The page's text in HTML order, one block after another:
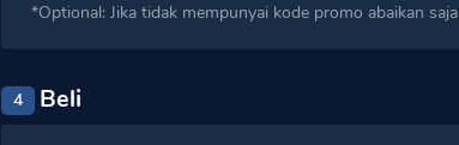
*Optional: Jika tidak mempunyai kode promo abaikan saja
4 Beli